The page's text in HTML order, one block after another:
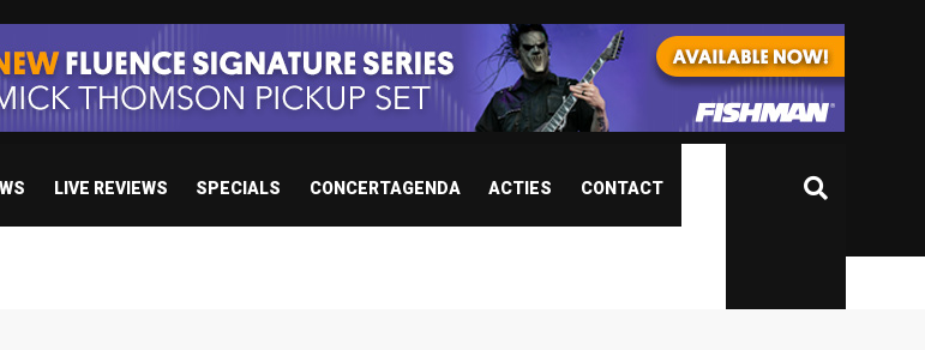
LIVE REVIEWS SPECIALS CONCERTAGENDA ACTIES CONTACT